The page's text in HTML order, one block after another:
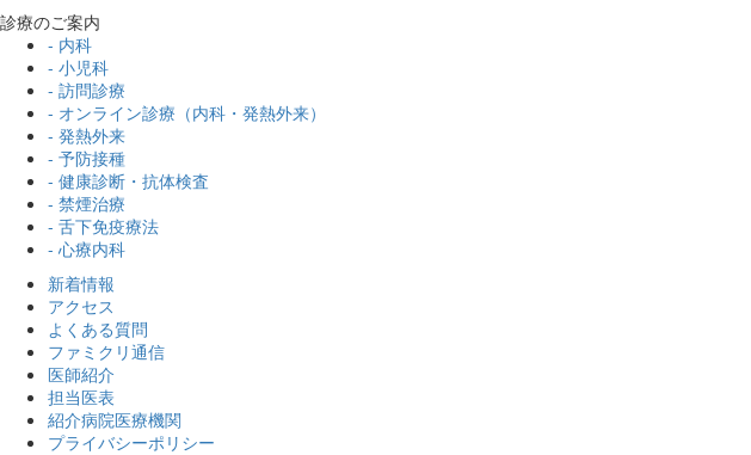
診療のご案内
- 内科
- 小児科
- 訪問診療
- オンライン診療（内科・発熱外来）
- 発熱外来
- 予防接種
- 健康診断・抗体検査
- 禁煙治療
- 舌下免疫療法
- 心療内科
新着情報
アクセス
よくある質問
ファミクリ通信
医師紹介
担当医表
紹介病院医療機関
プライバシーポリシー